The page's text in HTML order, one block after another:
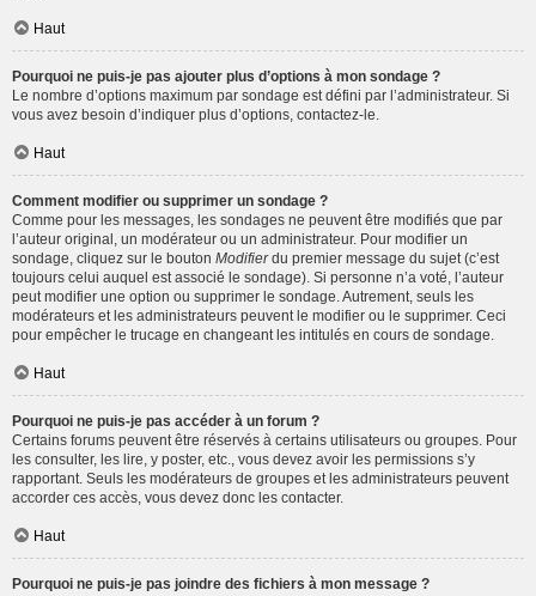
Haut
Pourquoi ne puis-je pas ajouter plus d’options à mon sondage ?
Le nombre d’options maximum par sondage est défini par l’administrateur. Si
vous avez besoin d’indiquer plus d’options, contactez-le.
Haut
Comment modifier ou supprimer un sondage ?
Comme pour les messages, les sondages ne peuvent être modifiés que par
l’auteur original, un modérateur ou un administrateur. Pour modifier un
sondage, cliquez sur le bouton Modifierdu premier message du sujet (c’est
toujours celui auquel est associé le sondage). Si personne n’a voté, l’auteur
peut modifier une option ou supprimer le sondage. Autrement, seuls les
modérateurs et les administrateurs peuvent le modifier ou le supprimer. Ceci
pour empêcher le trucage en changeant les intitulés en cours de sondage.
Haut
Pourquoi ne puis-je pas accéder à un forum ?
Certains forums peuvent être réservés à certains utilisateurs ou groupes. Pour
les consulter, les lire, y poster, etc., vous devez avoir les permissions s’y
rapportant. Seuls les modérateurs de groupes et les administrateurs peuvent
accorder ces accès, vous devez donc les contacter.
Haut
Pourquoi ne puis-je pas joindre des fichiers à mon message ?